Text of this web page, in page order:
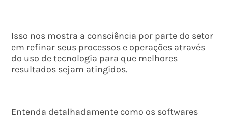
Isso nos mostra a consciência por parte do setor
em refinar seus processos e operações através
do uso de tecnologia para que melhores
resultados sejam atingidos.
Entenda detalhadamente como os softwares